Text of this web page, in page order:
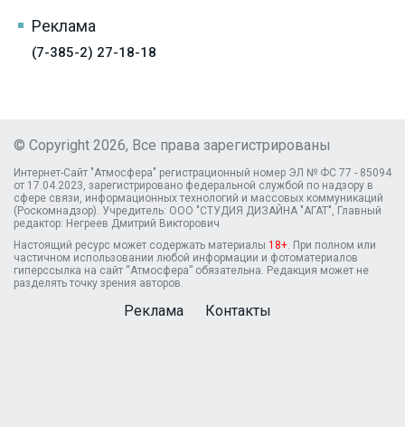
Реклама
(7-385-2) 27-18-18
© Copyright 2026, Все права зарегистрированы
Интернет-Сайт "Атмосфера" регистрационный номер ЭЛ № ФС 77 - 85094
от 17.04.2023, зарегистрировано федеральной службой по надзору в
сфере связи, информационных технологий и массовых коммуникаций
(Роскомнадзор). Учредитель: ООО "СТУДИЯ ДИЗАЙНА "АГАТ", Главный
редактор: Негреев Дмитрий Викторович
Настоящий ресурс может содержать материалы 18+ . При полном или
частичном использовании любой информации и фотоматериалов
гиперссылка на сайт “Атмосфера” обязательна. Редакция может не
разделять точку зрения авторов.
Реклама Контакты